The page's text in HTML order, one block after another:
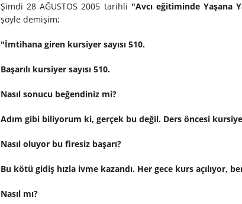
Şimdi 28 AĞUSTOS 2005 tarihli "Avcı eğitiminde Yaşana
şöyle demişim;
"İmtihana giren kursiyer sayısı 510.
Başarılı kursiyer sayısı 510.
Nasıl sonucu beğendiniz mi?
Adım gibi biliyorum ki, gerçek bu değil. Ders öncesi
Nasıl oluyor bu firesiz başarı?
Bu kötü gidiş hızla ivme kazandı. Her gece kurs
Nasıl mı?